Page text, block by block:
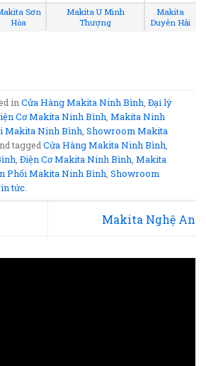
Sơn
Hòa
Makita U Minh
Thượng
Makita
Duyên Hải
inCửa Hàng Makita Ninh Bình ,Đại lý
Cơ Makita Ninh Bình ,Makita Ninh
Makita Ninh Bình ,Showroom Makita
taggedCửa Hàng Makita Ninh Bình
,Điện Cơ Makita Ninh Bình ,Makita
Phối Makita Ninh Bình ,Showroom
tức
Makita Nghệ An